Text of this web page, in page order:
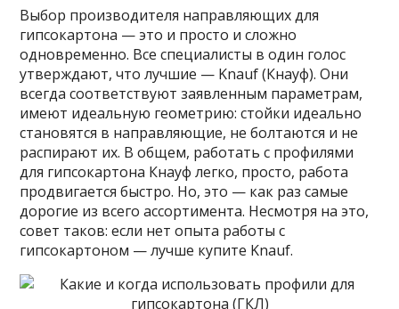
Выбор производителя направляющих для
гипсокартона — это и просто и сложно
одновременно. Все специалисты в один голос
утверждают, что лучшие — Knauf (Кнауф). Они
всегда соответствуют заявленным параметрам,
имеют идеальную геометрию: стойки идеально
становятся в направляющие, не болтаются и не
распирают их. В общем, работать с профилями
для гипсокартона Кнауф легко, просто, работа
продвигается быстро. Но, это — как раз самые
дорогие из всего ассортимента. Несмотря на это,
совет таков: если нет опыта работы с
гипсокартоном — лучше купите Knauf.